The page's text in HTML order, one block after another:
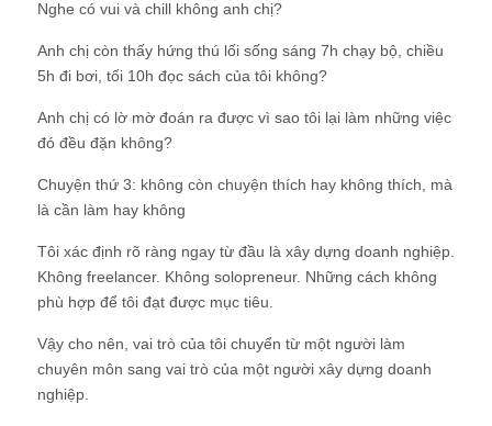
Nghe có vui và chill không anh chị?
Anh chị còn thấy hứng thú lối sống sáng 7h chạy bộ, chiều
5h đi bơi, tối 10h đọc sách của tôi không?
Anh chị có lờ mờ đoán ra được vì sao tôi lại làm những việc
đó đều đặn không?
Chuyện thứ 3: không còn chuyện thích hay không thích, mà
là cần làm hay không
Tôi xác định rõ ràng ngay từ đầu là xây dựng doanh nghiệp.
Không freelancer. Không solopreneur. Những cách không
phù hợp để tôi đạt được mục tiêu.
Vậy cho nên, vai trò của tôi chuyển từ một người làm
chuyên môn sang vai trò của một người xây dựng doanh
nghiệp.